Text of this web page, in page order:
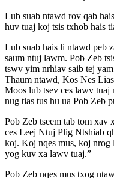
Lub suab ntawd rov qab
huv tuaj koj tsis txhob hais
Lub suab hais li ntawd peb
saum ntuj lawm. Pob Zeb
tswv yim nrhiav saib tej
Thaum ntawd, Kos Nes
Moos lub tsev ces lawv
nug tias tus hu ua Pob Zeb
Pob Zeb tseem tab tom xav
ces Leej Ntuj Plig Ntshiab
koj. Koj nqes mus, koj nrog
yog kuv xa lawv tuaj.”
Pob Zeb nqes mus txog